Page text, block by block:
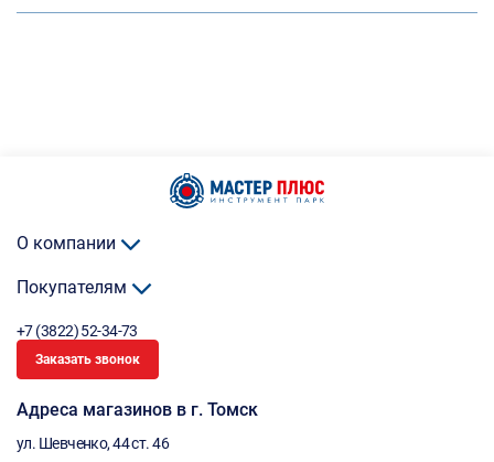
О компании
Покупателям
+7 (3822) 52-34-73
Заказать звонок
Адреса магазинов в г. Томск
ул. Шевченко, 44 ст. 46